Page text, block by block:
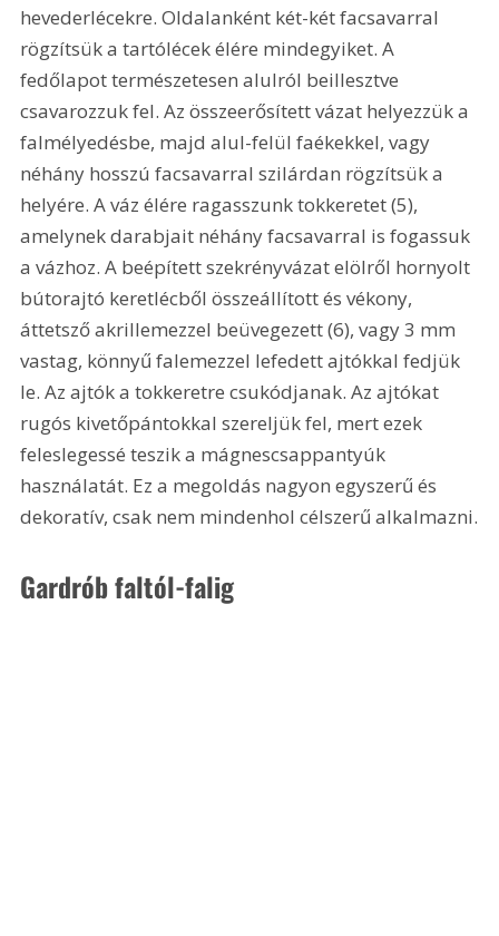
hevederlécekre. Oldalanként két-két facsavarral
rögzítsük a tartólécek élére mindegyiket. A
fedőlapot természetesen alulról beillesztve
csavarozzuk fel. Az összeerősített vázat helyezzük a
falmélyedésbe, majd alul-felül faékekkel, vagy
néhány hosszú facsavarral szilárdan rögzítsük a
helyére. A váz élére ragasszunk tokkeretet (5),
amelynek darabjait néhány facsavarral is fogassuk
a vázhoz. A beépített szekrényvázat elölről hornyolt
bútorajtó keretlécből összeállított és vékony,
áttetsző akrillemezzel beüvegezett (6), vagy 3 mm
vastag, könnyű falemezzel lefedett ajtókkal fedjük
le. Az ajtók a tokkeretre csukódjanak. Az ajtókat
rugós kivetőpántokkal szereljük fel, mert ezek
feleslegessé teszik a mágnescsappantyúk
használatát. Ez a megoldás nagyon egyszerű és
dekoratív, csak nem mindenhol célszerű alkalmazni.
Gardrób faltól-falig